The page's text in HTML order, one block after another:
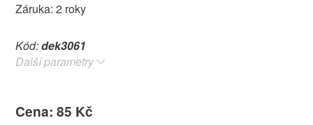
Záruka: 2 roky
Kód:dek3061
Další parametry
Cena: 85 Kč